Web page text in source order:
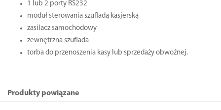
1 lub 2 porty RS232
moduł sterowania szufladą kasjerską
zasilacz samochodowy
zewnętrzna szuflada
torba do przenoszenia kasy lub sprzedaży obwoźnej.
Produkty powiązane